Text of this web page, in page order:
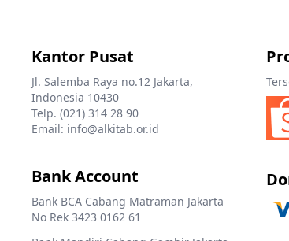
Kantor Pusat
Jl. Salemba Raya no.12 Jakarta,
Indonesia 10430
Telp. (021) 314 28 90
Email: info@alkitab.or.id
Bank Account
Bank BCA Cabang Matraman Jakarta
No Rek 3423 0162 61